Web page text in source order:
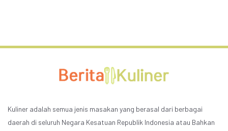
Kuliner adalah semua jenis masakan yang berasal dari berbagai
daerah di seluruh Negara Kesatuan Republik Indonesia atau Bahkan